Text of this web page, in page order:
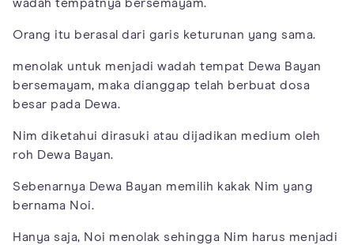
wadah tempatnya bersemayam.
Orang itu berasal dari garis keturunan yang sama.
menolak untuk menjadi wadah tempat Dewa Bayan
bersemayam, maka dianggap telah berbuat dosa
besar pada Dewa.
Nim diketahui dirasuki atau dijadikan medium oleh
roh Dewa Bayan.
Sebenarnya Dewa Bayan memilih kakak Nim yang
bernama Noi.
Hanya saja, Noi menolak sehingga Nim harus menjadi